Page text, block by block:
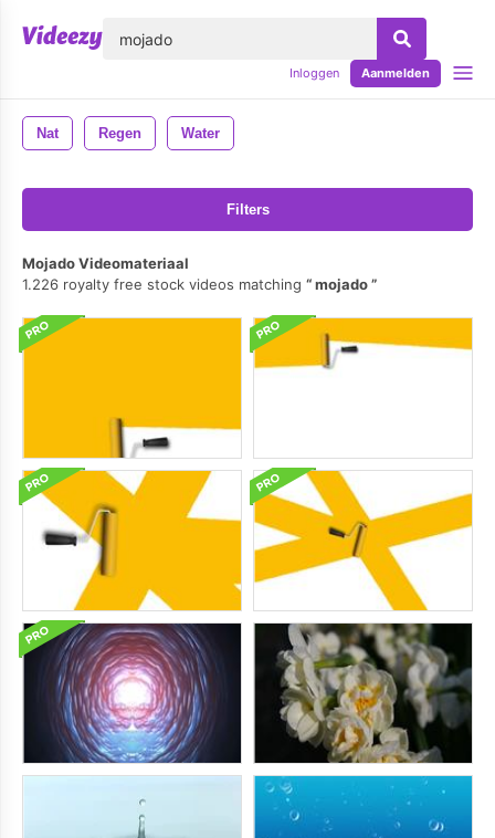
Inloggen Aanmelden
Nat Regen Water
Filters
Mojado Videomateriaal
1.226 royalty free stock videos matching
mojado